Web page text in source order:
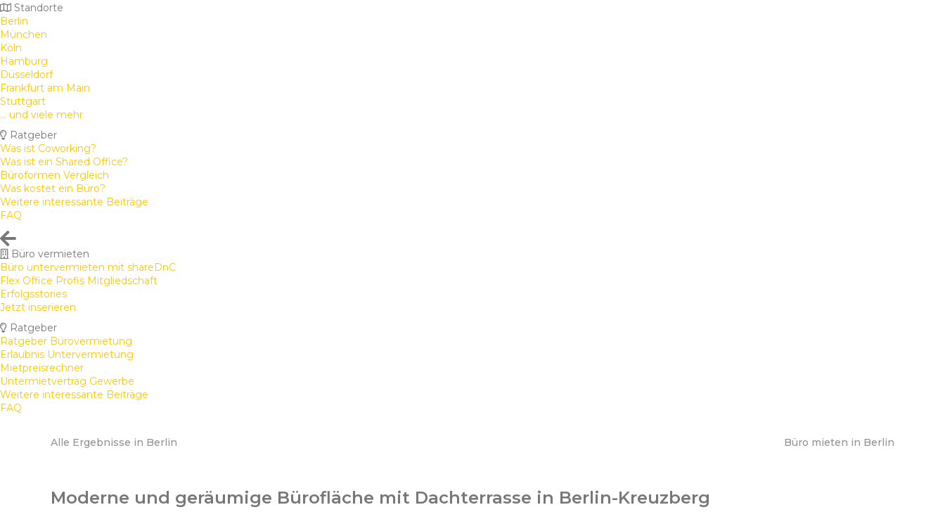
Standorte
Berlin
München
Köln
Hamburg
Düsseldorf
Frankfurt am Main
Stuttgart
... und viele mehr
Ratgeber
Was ist Coworking?
Was ist ein Shared Office?
Büroformen Vergleich
Was kostet ein Büro?
Weitere interessante Beiträge
FAQ
Büro vermieten
Büro untervermieten mit shareDnC
Flex Office Profis Mitgliedschaft
Erfolgsstories
Jetzt inserieren
Ratgeber
Ratgeber Bürovermietung
Erlaubnis Untervermietung
Mietpreisrechner
Untermietvertrag Gewerbe
Weitere interessante Beiträge
FAQ
Alle Ergebnisse in Berlin Büro mieten in Berlin
Moderne und geräumige Bürofläche mit Dachterrasse in Berlin-Kreuzberg